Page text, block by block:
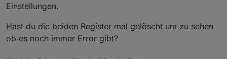
Einstellungen.
Hast du die beiden Register mal gelöscht um zu sehen
ob es noch immer Error gibt?